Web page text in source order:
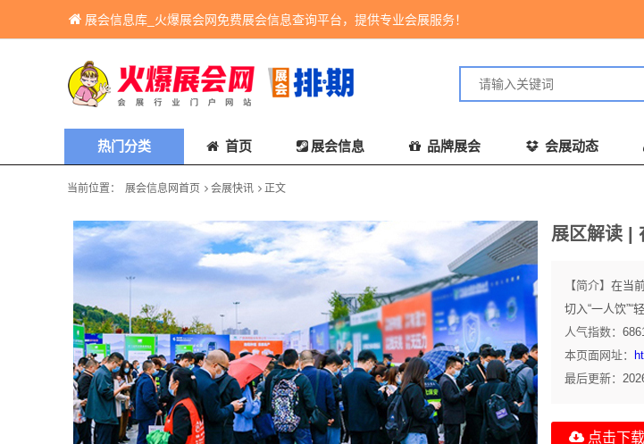
展会信息库_火爆展会网免费展会信息查询平台，提供专业会展服务！
热门分类 首页 展会信息 品牌展会 会展动态
当前位置： 展会信息网首页 会展快讯 正文
展区解读 |
【简介】 在当
切入“一人饮
人气指数：
本页面网址：
最后更新：
点击下